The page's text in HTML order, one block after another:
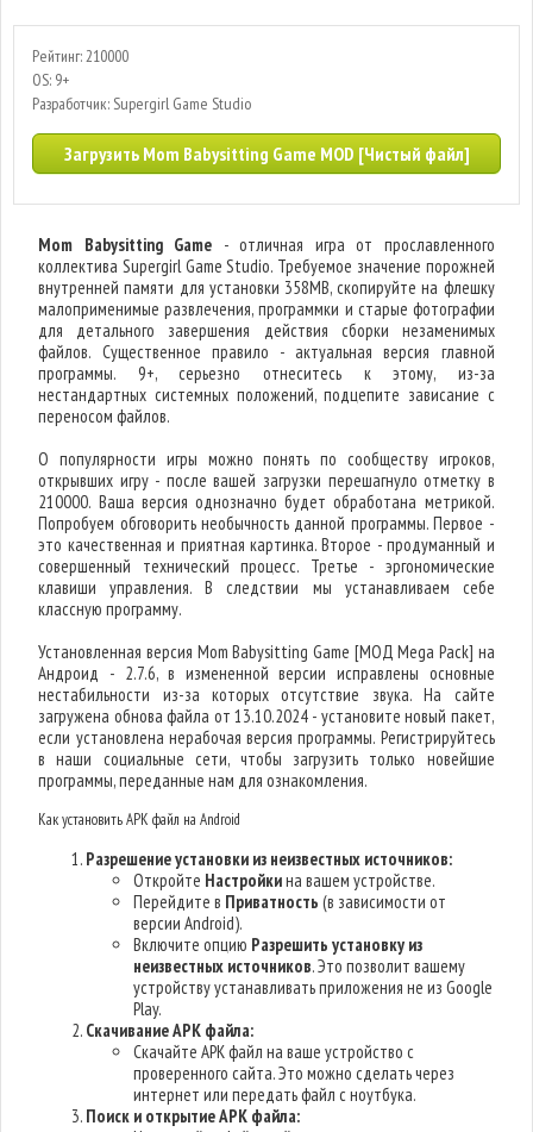
Рейтинг: 210000
OS: 9+
Разработчик: Supergirl Game Studio
Загрузить Mom Babysitting Game MOD [Чистый файл]
Mom Babysitting Game - отличная игра от прославленного
коллектива Supergirl Game Studio. Требуемое значение порожней
внутренней памяти для установки 358MB, скопируйте на флешку
малоприменимые развлечения, программки и старые фотографии
для детального завершения действия сборки незаменимых
файлов. Существенное правило - актуальная версия главной
программы. 9+, серьезно отнеситесь к этому, из-за
нестандартных системных положений, подцепите зависание с
переносом файлов.
О популярности игры можно понять по сообществу игроков,
открывших игру - после вашей загрузки перешагнуло отметку в
210000. Ваша версия однозначно будет обработана метрикой.
Попробуем обговорить необычность данной программы. Первое -
это качественная и приятная картинка. Второе - продуманный и
совершенный технический процесс. Третье - эргономические
клавиши управления. В следствии мы устанавливаем себе
классную программу.
Установленная версия Mom Babysitting Game [МОД Mega Pack] на
Андроид - 2.7.6, в измененной версии исправлены основные
нестабильности из-за которых отсутствие звука. На сайте
загружена обнова файла от 13.10.2024 - установите новый пакет,
если установлена нерабочая версия программы. Регистрируйтесь
в наши социальные сети, чтобы загрузить только новейшие
программы, переданные нам для ознакомления.
Как установить APK файл на Android
Разрешение установки из неизвестных источников:
Откройте Настройкина вашем устройстве.
Перейдите в Приватность (в зависимости от
версии Android).
Включите опцию Разрешить установку из
неизвестных источников. Это позволит вашему
устройству устанавливать приложения не из Google
Play.
Скачивание APK файла:
Скачайте APK файл на ваше устройство с
проверенного сайта. Это можно сделать через
интернет или передать файл с ноутбука.
Поиск и открытие APK файла: